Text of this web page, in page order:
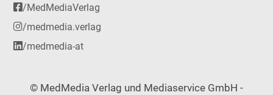
/MedMediaVerlag
/medmedia.verlag
/medmedia-at
© MedMedia Verlag und Mediaservice GmbH -